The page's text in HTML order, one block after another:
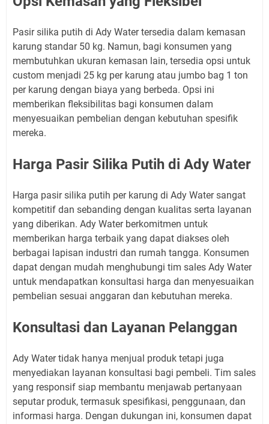
Pasir silika putih di Ady Water tersedia dalam kemasan
karung standar 50 kg. Namun, bagi konsumen yang
membutuhkan ukuran kemasan lain, tersedia opsi untuk
custom menjadi 25 kg per karung atau jumbo bag 1 ton
per karung dengan biaya yang berbeda. Opsi ini
memberikan fleksibilitas bagi konsumen dalam
menyesuaikan pembelian dengan kebutuhan spesifik
mereka.
Harga Pasir Silika Putih di Ady Water
Harga pasir silika putih per karung di Ady Water sangat
kompetitif dan sebanding dengan kualitas serta layanan
yang diberikan. Ady Water berkomitmen untuk
memberikan harga terbaik yang dapat diakses oleh
berbagai lapisan industri dan rumah tangga. Konsumen
dapat dengan mudah menghubungi tim sales Ady Water
untuk mendapatkan konsultasi harga dan menyesuaikan
pembelian sesuai anggaran dan kebutuhan mereka.
Konsultasi dan Layanan Pelanggan
Ady Water tidak hanya menjual produk tetapi juga
menyediakan layanan konsultasi bagi pembeli. Tim sales
yang responsif siap membantu menjawab pertanyaan
seputar produk, termasuk spesifikasi, penggunaan, dan
informasi harga. Dengan dukungan ini, konsumen dapat